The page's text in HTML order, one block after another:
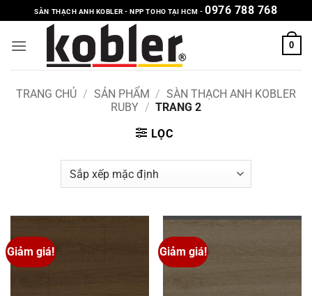
qua
nội
SÀN THẠCH ANH KOBLER - NPP TOHO TẠI HCM -0976 788 768
0
TRANG CHỦ / SẢN PHẨM / SÀN THẠCH ANH KOBLER
RUBY / TRANG 2
LỌC
Giảm giá! Giảm giá!